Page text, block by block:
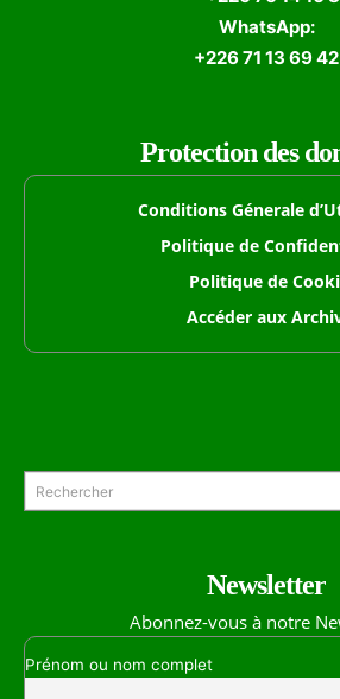
WhatsApp:
+226 71 13 69 42
Protection des
Conditions Génerale
Politique de
Politique de
Accéder aux
Rechercher
Newsletter
Abonnez-vous à notre
Prénom ou nom complet